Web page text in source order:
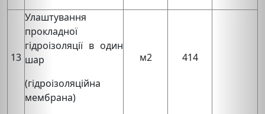
13
Улаштування
прокладної
гідроізоляції в один
шар
(гідроізоляційна
мембрана)
м2 414